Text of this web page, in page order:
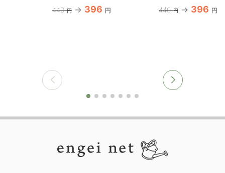
440 円 396 円 440 円 396 円